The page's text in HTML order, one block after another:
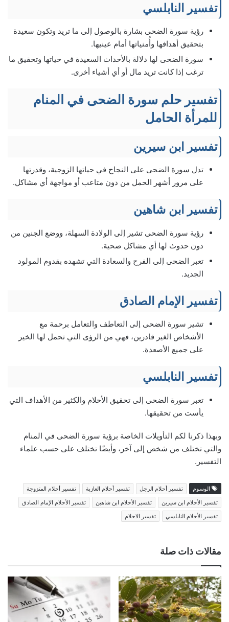
تفسير النابلسي
رؤية سورة الضحى بشارة بالوصول إلى ما تريد وتكون سعيدة
بتحقيق أهدافها وأُمنياتها أمام عينيها.
سورة الضحى لها دلالة بالأحداث السعيدة في حياتها وتحقيق ما
ترغب إذا كانت تريد مال أو أي أشياء أخرى.
تفسير حلم سورة الضحى في المنام
للمرأة الحامل
تفسير ابن سيرين
تدل سورة الضحى على النجاح في حياتها الزوجية، وقدرتها
على مرور أشهر الحمل من دون متاعب أو مواجهة أي مشاكل.
تفسير ابن شاهين
رؤية سورة الضحى تشير إلى الولادة السهلة، ووضع الجنين من
دون حدوث لها أي مشاكل صحية.
تعبر الضحى إلى الفرح والسعادة التي تشهده بقدوم المولود
الجديد.
تفسير الإمام الصادق
تشير سورة الضحى إلى التعاطف والتعامل برحمة مع
الأشخاص الغير قادرين، فهي من الرؤى التي تحمل لها الخير
على جميع الأصعدة.
تفسير النابلسي
تعبر سورة الضحى إلى تحقيق الأحلام والكثير من الأهداف التي
يأست من تحقيقها.
وبهذا ذكرنا لكم التأويلات الخاصة برؤية سورة الضحى في المنام
والتي تختلف من شخص إلى آخر، وأيضًا تختلف على حسب علماء
التفسير.
الوسوم تفسير أحلام الرجل تفسير أحلام العازبة
تفسير أحلام المتزوجة
تفسير الأحلام ابن سيرين
تفسير الأحلام ابن شاهين
تفسير الأحلام الإمام الصادق
تفسير الأحلام النابلسي
تفسير الاحلام
مقالات ذات صلة